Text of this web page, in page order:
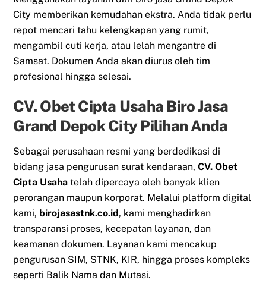
City memberikan kemudahan ekstra. Anda tidak perlu
repot mencari tahu kelengkapan yang rumit,
mengambil cuti kerja, atau lelah mengantre di
Samsat. Dokumen Anda akan diurus oleh tim
profesional hingga selesai.
CV. Obet Cipta Usaha Biro Jasa
Grand Depok City Pilihan Anda
Sebagai perusahaan resmi yang berdedikasi di
bidang jasa pengurusan surat kendaraan,CV. Obet
Cipta Usaha telah dipercaya oleh banyak klien
perorangan maupun korporat. Melalui platform digital
kami, birojasastnk.co.id, kami menghadirkan
transparansi proses, kecepatan layanan, dan
keamanan dokumen. Layanan kami mencakup
pengurusan SIM, STNK, KIR, hingga proses kompleks
seperti Balik Nama dan Mutasi.